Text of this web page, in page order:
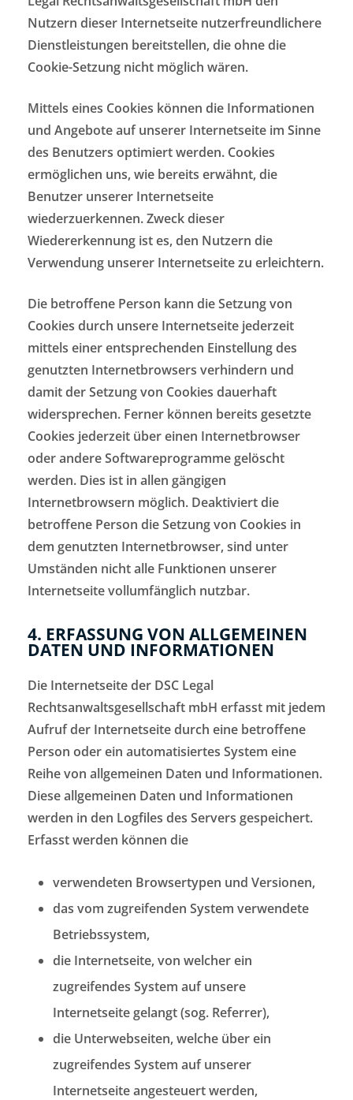
Nutzern dieser Internetseite nutzerfreundlichere
Dienstleistungen bereitstellen, die ohne die
Cookie-Setzung nicht möglich wären.
Mittels eines Cookies können die Informationen
und Angebote auf unserer Internetseite im Sinne
des Benutzers optimiert werden. Cookies
ermöglichen uns, wie bereits erwähnt, die
Benutzer unserer Internetseite
wiederzuerkennen. Zweck dieser
Wiedererkennung ist es, den Nutzern die
Verwendung unserer Internetseite zu erleichtern.
Die betroffene Person kann die Setzung von
Cookies durch unsere Internetseite jederzeit
mittels einer entsprechenden Einstellung des
genutzten Internetbrowsers verhindern und
damit der Setzung von Cookies dauerhaft
widersprechen. Ferner können bereits gesetzte
Cookies jederzeit über einen Internetbrowser
oder andere Softwareprogramme gelöscht
werden. Dies ist in allen gängigen
Internetbrowsern möglich. Deaktiviert die
betroffene Person die Setzung von Cookies in
dem genutzten Internetbrowser, sind unter
Umständen nicht alle Funktionen unserer
Internetseite vollumfänglich nutzbar.
4. ERFASSUNG VON ALLGEMEINEN
DATEN UND INFORMATIONEN
Die Internetseite der DSC Legal
Rechtsanwaltsgesellschaft mbH erfasst mit jedem
Aufruf der Internetseite durch eine betroffene
Person oder ein automatisiertes System eine
Reihe von allgemeinen Daten und Informationen.
Diese allgemeinen Daten und Informationen
werden in den Logfiles des Servers gespeichert.
Erfasst werden können die
verwendeten Browsertypen und Versionen,
das vom zugreifenden System verwendete
Betriebssystem,
die Internetseite, von welcher ein
zugreifendes System auf unsere
Internetseite gelangt (sog. Referrer),
die Unterwebseiten, welche über ein
zugreifendes System auf unserer
Internetseite angesteuert werden,